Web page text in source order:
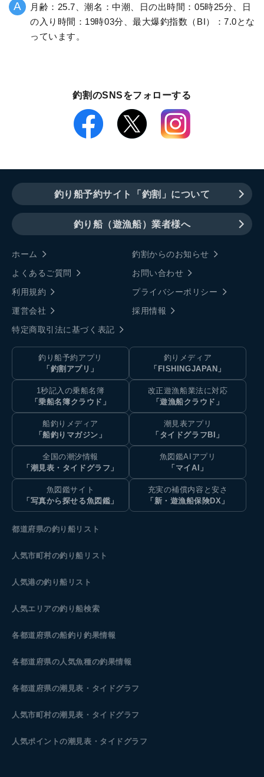
月齢：25.7、潮名：中潮、日の出時間：05時25分、日
の入り時間：19時03分、最大爆釣指数（BI）：7.0とな
っています。
釣割のSNSをフォローする
釣り船予約サイト「釣割」について
釣り船（遊漁船）業者様へ
ホーム
釣割からのお知らせ
よくあるご質問
お問い合わせ
利用規約
プライバシーポリシー
運営会社
採用情報
特定商取引法に基づく表記
釣り船予約アプリ
「釣割アプリ」
釣りメディア
「FISHINGJAPAN」
1秒記入の乗船名簿
「乗船名簿クラウド」
改正遊漁船業法に対応
「遊漁船クラウド」
船釣りメディア
「船釣りマガジン」
潮見表アプリ
「タイドグラフBI」
全国の潮汐情報
「潮見表・タイドグラフ」
魚図鑑AIアプリ
「マイAI」
魚図鑑サイト
「写真から探せる魚図鑑」
充実の補償内容と安さ
「新・遊漁船保険DX」
都道府県の釣り船リスト
人気市町村の釣り船リスト
人気港の釣り船リスト
人気エリアの釣り船検索
各都道府県の船釣り釣果情報
各都道府県の人気魚種の釣果情報
各都道府県の潮見表 ・タイドグラフ
人気市町村の潮見表・タイドグラフ
人気ポイントの潮見表・タイドグラフ